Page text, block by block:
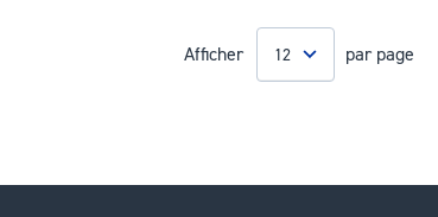
Afficher par page